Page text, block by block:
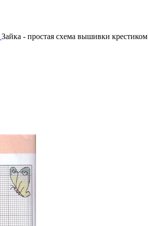
Зайка - простая схема вышивки крестиком